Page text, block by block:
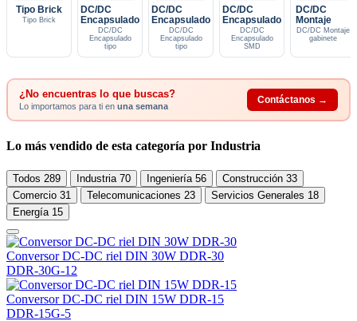
Tipo Brick
Tipo Brick
DC/DC
Encapsulado
DC/DC
Encapsulado
tipo
DC/DC
Encapsulado
DC/DC
Encapsulado
tipo
DC/DC
Encapsulado
DC/DC
Encapsulado
SMD
DC/DC
Montaje
DC/DC Montaje
gabinete
¿No encuentras lo que buscas?
Lo importamos para ti en una semana
Contáctanos →
Lo más vendido de esta categoría por Industria
Todos 289 Industria 70 Ingeniería 56 Construcción 33
Comercio 31 Telecomunicaciones 23 Servicios Generales 18
Energía 15
Conversor DC-DC riel DIN 30W DDR-30
DDR-30G-12
Conversor DC-DC riel DIN 15W DDR-15
DDR-15G-5